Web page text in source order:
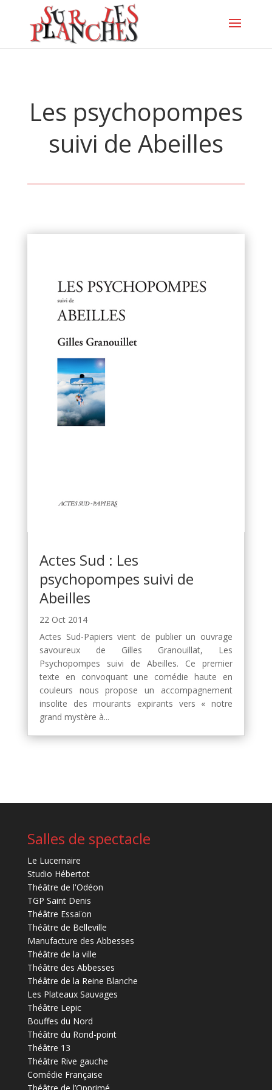
Les psychopompes
suivi de Abeilles
Actes Sud : Les
psychopompes suivi de
Abeilles
22 Oct 2014
Actes Sud-Papiers vient de publier un ouvrage
savoureux de Gilles Granouillat, Les
Psychopompes suivi de Abeilles. Ce premier
texte en convoquant une comédie haute en
couleurs nous propose un accompagnement
insolite des mourants expirants vers « notre
grand mystère à...
Salles de spectacle
Le Lucernaire
Studio Hébertot
Théâtre de l'Odéon
TGP Saint Denis
Théâtre Essaïon
Théâtre de Belleville
Manufacture des Abbesses
Théâtre de la ville
Théâtre des Abbesses
Théâtre de la Reine Blanche
Les Plateaux Sauvages
Théâtre Lepic
Bouffes du Nord
Théâtre du Rond-point
Théâtre 13
Théâtre Rive gauche
Comédie Française
Théâtre de l’Opprimé